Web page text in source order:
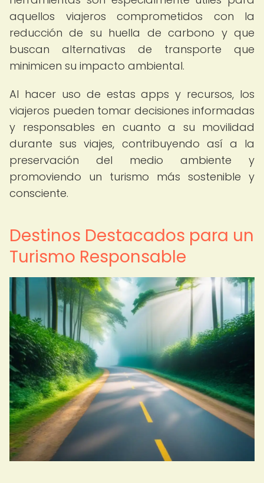
aquellos viajeros comprometidos con la
reducción de su huella de carbono y que
buscan alternativas de transporte que
minimicen su impacto ambiental.
Al hacer uso de estas apps y recursos, los
viajeros pueden tomar decisiones informadas
y responsables en cuanto a su movilidad
durante sus viajes, contribuyendo así a la
preservación del medio ambiente y
promoviendo un turismo más sostenible y
consciente.
Destinos Destacados para un
Turismo Responsable